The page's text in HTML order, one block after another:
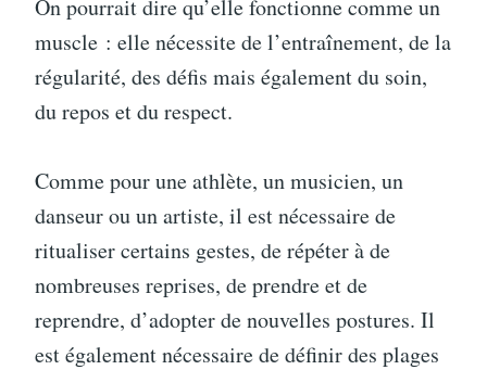
On pourrait dire qu’elle fonctionne comme un
muscle : elle nécessite de l’entraînement, de la
régularité, des défis mais également du soin,
du repos et du respect.
Comme pour une athlète, un musicien, un
danseur ou un artiste, il est nécessaire de
ritualiser certains gestes, de répéter à de
nombreuses reprises, de prendre et de
reprendre, d’adopter de nouvelles postures. Il
est également nécessaire de définir des plages